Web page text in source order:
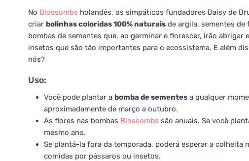
No Blossombs holandês, os simpáticos fundadores Daisy de
criar bolinhas coloridas 100% naturais de argila, sementes
bombas de sementes que, ao germinar e florescer, irão
insetos que são tão importantes para o ecossistema. E além
nós?
Uso:
Você pode plantar a bomba de sementes a qualquer
aproximadamente de março a outubro.
As flores nas bombas Blossombs são anuais. Se você
mesmo ano.
Se plantá-la fora da temporada, poderá esperar a colheita
comidas por pássaros ou insetos.